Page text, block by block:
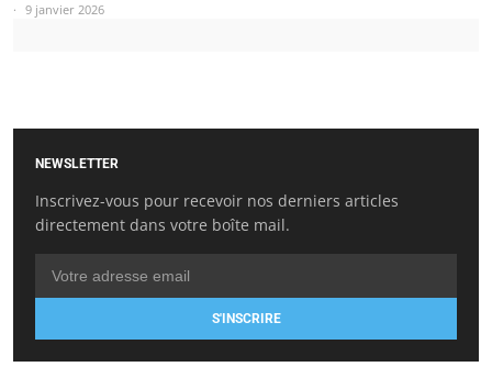
9 janvier 2026
NEWSLETTER
Inscrivez-vous pour recevoir nos derniers articles
directement dans votre boîte mail.
S'INSCRIRE